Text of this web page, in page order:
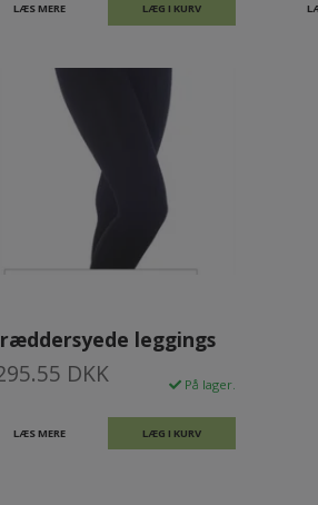
LÆS MERE LÆG I KURV
leggings
DKK På lager.
LÆS MERE LÆG I KURV